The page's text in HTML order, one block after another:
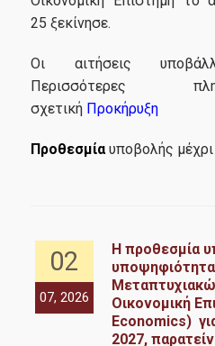
Ακαδημαϊκός
Εξωτερική
Διαδικασία
25 ξεκίνησε.
Οι αιτήσεις
Περισσότερες
σχετική Προκήρυξη
Προθεσμίαυποβολής μέχρι
02
07, 2026
Η προθεσμία
Οικονομική
Economics)
2027,